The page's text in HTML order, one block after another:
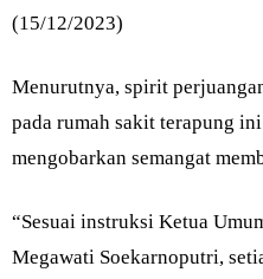
(15/12/2023)
Menurutnya, spirit
pada rumah sakit terapung
mengobarkan semangat
“Sesuai instruksi Ketua
Megawati Soekarnoputri,